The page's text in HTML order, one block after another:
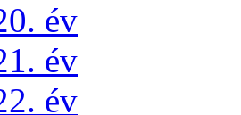
év
év
év